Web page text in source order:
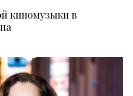
киномузыки в